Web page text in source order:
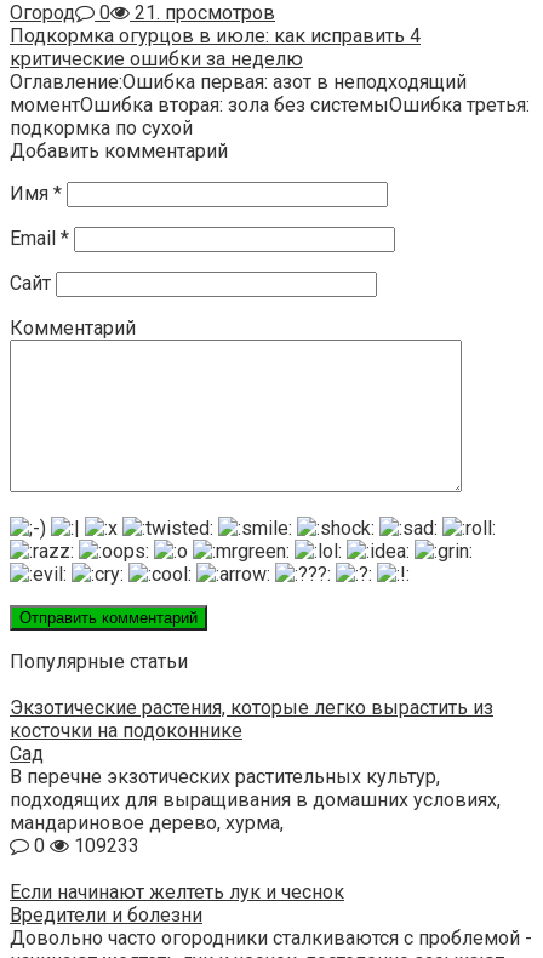
Огород
0
21. просмотров
Подкормка огурцов в июле: как исправить 4
критические ошибки за неделю
Оглавление:Ошибка первая: азот в неподходящий
моментОшибка вторая: зола без системыОшибка третья:
подкормка по сухой
Добавить комментарий
Имя *
Email *
Сайт
Комментарий
Популярные статьи
Экзотические растения, которые легко вырастить из
косточки на подоконнике
Сад
В перечне экзотических растительных культур,
подходящих для выращивания в домашних условиях,
мандариновое дерево, хурма,
0
109233
Если начинают желтеть лук и чеснок
Вредители и болезни
Довольно часто огородники сталкиваются с проблемой -